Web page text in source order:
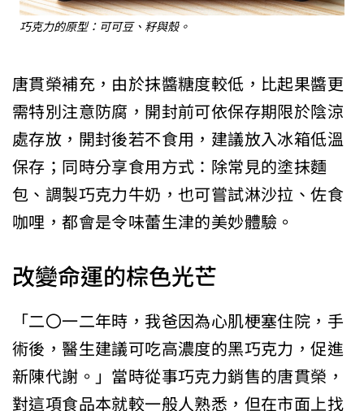
巧克力的原型：可可豆、籽與殼。
唐貫榮補充，由於抹醬糖度較低，比起果醬更
需特別注意防腐，開封前可依保存期限於陰涼
處存放，開封後若不食用，建議放入冰箱低溫
保存；同時分享食用方式：除常見的塗抹麵
包、調製巧克力牛奶，也可嘗試淋沙拉、佐食
咖哩，都會是令味蕾生津的美妙體驗。
改變命運的棕色光芒
「二〇一二年時，我爸因為心肌梗塞住院，手
術後，醫生建議可吃高濃度的黑巧克力，促進
新陳代謝。」當時從事巧克力銷售的唐貫榮，